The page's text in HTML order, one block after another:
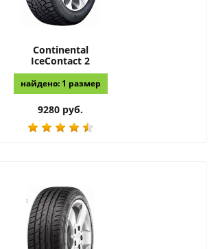
Continental
IceContact 2
найдено: 1 размер
9280 руб.